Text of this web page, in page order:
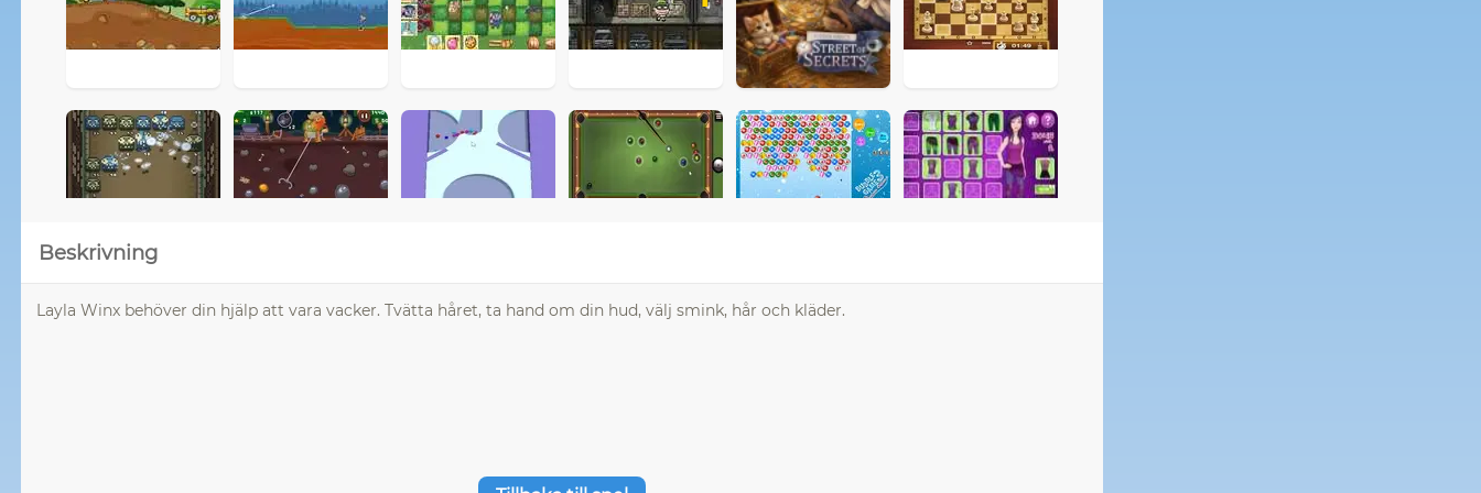
Beskrivning
Layla Winx behöver din hjälp att vara vacker. Tvätta håret, ta hand om din hud, välj smink, hår och kläder.